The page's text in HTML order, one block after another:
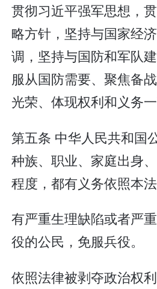
贯彻习近平强军思想，
略方针，坚持与国家经
调，坚持与国防和军队
服从国防需要、聚焦备
光荣、体现权利和义务一
第五条 中华人民共和国
种族、职业、家庭出身
程度，都有义务依照本法
有严重生理缺陷或者严
役的公民，免服兵役。
依照法律被剥夺政治权